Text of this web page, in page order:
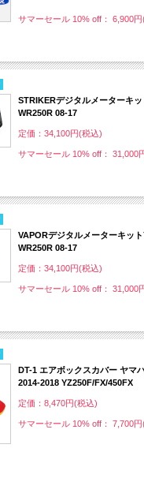
サマーセール 10% off： 6,900円
STRIKERデジタルメーターキ
WR250R 08-17
定価：34,100円(税込)
サマーセール 10% off： 31,000
VAPORデジタルメーターキッ
WR250R 08-17
定価：34,100円(税込)
サマーセール 10% off： 31,000
DT-1 エアボックスカバー ヤマ
2014-2018 YZ250F/FX/450FX
定価：8,470円(税込)
サマーセール 10% off： 7,700円